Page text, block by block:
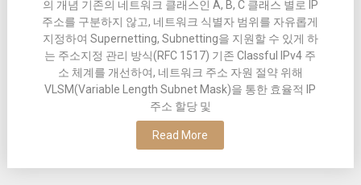
의 개념 기존의 네트워크 클래스인 A, B, C 클래스 별로 IP
주소를 구분하지 않고, 네트워크 식별자 범위를 자유롭게
지정하여 Supernetting, Subnetting을 지원할 수 있게 하
는 주소지정 관리 방식(RFC 1517) 기존 Classful IPv4 주
소 체계를 개선하여, 네트워크 주소 자원 절약 위해
VLSM(Variable Length Subnet Mask)을 통한 효율적 IP
주소 할당 및
Read More